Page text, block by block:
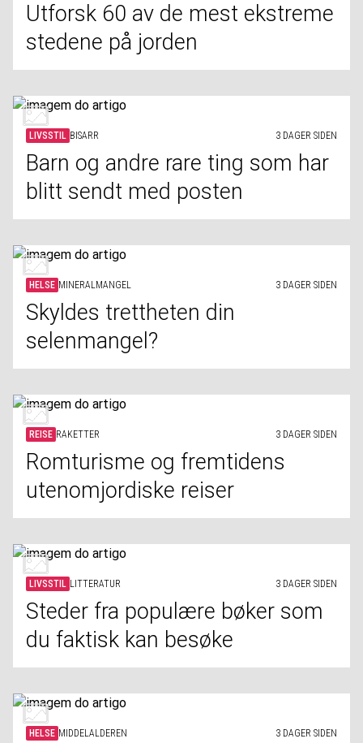
Utforsk 60 av de mest ekstreme
stedene på jorden
LIVSSTIL BISARR 3 DAGER SIDEN
Barn og andre rare ting som har
blitt sendt med posten
HELSE MINERALMANGEL 3 DAGER SIDEN
Skyldes trettheten din
selenmangel?
REISE RAKETTER 3 DAGER SIDEN
Romturisme og fremtidens
utenomjordiske reiser
LIVSSTIL LITTERATUR 3 DAGER SIDEN
Steder fra populære bøker som
du faktisk kan besøke
HELSE MIDDELALDEREN 3 DAGER SIDEN